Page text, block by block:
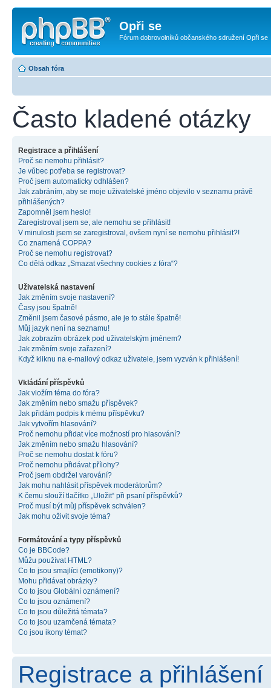
Opři se
Fórum dobrovolníků občanského sdružení Opři se
Obsah fóra
Často kladené otázky
Registrace a přihlášení
Proč se nemohu přihlásit?
Je vůbec potřeba se registrovat?
Proč jsem automaticky odhlášen?
Jak zabráním, aby se moje uživatelské jméno objevilo v seznamu právě
přihlášených?
Zapomněl jsem heslo!
Zaregistroval jsem se, ale nemohu se přihlásit!
V minulosti jsem se zaregistroval, ovšem nyní se nemohu přihlásit?!
Co znamená COPPA?
Proč se nemohu registrovat?
Co dělá odkaz „Smazat všechny cookies z fóra“?
Uživatelská nastavení
Jak změním svoje nastavení?
Časy jsou špatně!
Změnil jsem časové pásmo, ale je to stále špatně!
Můj jazyk není na seznamu!
Jak zobrazím obrázek pod uživatelským jménem?
Jak změním svoje zařazení?
Když kliknu na e-mailový odkaz uživatele, jsem vyzván k přihlášení!
Vkládání příspěvků
Jak vložím téma do fóra?
Jak změním nebo smažu příspěvek?
Jak přidám podpis k mému příspěvku?
Jak vytvořím hlasování?
Proč nemohu přidat více možností pro hlasování?
Jak změním nebo smažu hlasování?
Proč se nemohu dostat k fóru?
Proč nemohu přidávat přílohy?
Proč jsem obdržel varování?
Jak mohu nahlásit příspěvek moderátorům?
K čemu slouží tlačítko „Uložit“ při psaní příspěvků?
Proč musí být můj příspěvek schválen?
Jak mohu oživit svoje téma?
Formátování a typy příspěvků
Co je BBCode?
Můžu používat HTML?
Co to jsou smajlíci (emotikony)?
Mohu přidávat obrázky?
Co to jsou Globální oznámení?
Co to jsou oznámení?
Co to jsou důležitá témata?
Co to jsou uzamčená témata?
Co jsou ikony témat?
Registrace a přihlášení